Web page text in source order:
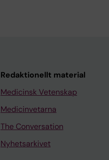
Redaktionellt material
Medicinsk Vetenskap
Medicinvetarna
The Conversation
Nyhetsarkivet